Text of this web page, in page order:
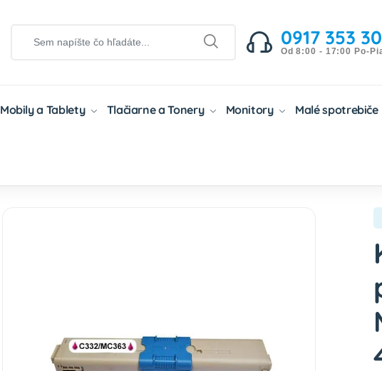
0917 353
Od 8:00 - 17:00 Po-
Mobily a Tablety Tlačiarne a Tonery Monitory Malé spotrebiče